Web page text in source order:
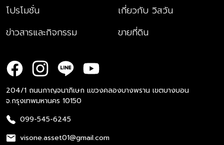
โปรโมชั่น
ข่าวสารและกิจกรรม
เกี่ยวกับ วิสวัน
ขายที่ดิน
204/1 ถนนกาญจนาภิเษก แขวงคลองบางพราน เขตบางบอน
จ.กรุงเทพมหานคร 10150
099-545-6245
visone.asset01@gmail.com